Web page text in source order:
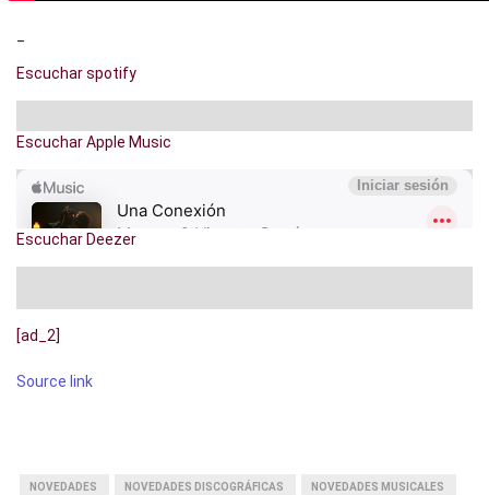
Escuchar spotify
Escuchar Apple Music
Escuchar Deezer
[ad_2]
Source link
NOVEDADES NOVEDADES DISCOGRÁFICAS NOVEDADES MUSICALES